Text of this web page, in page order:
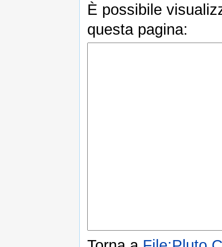
È possibile
questa pagina: